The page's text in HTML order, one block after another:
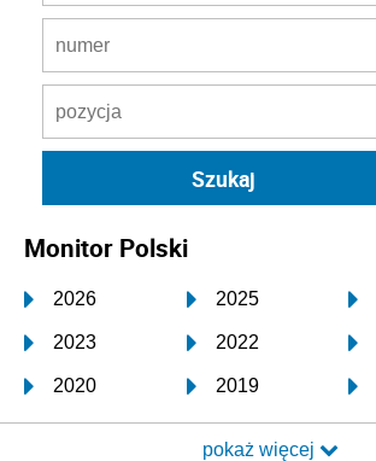
Monitor Polski
2026 2025
2023 2022
2020 2019
2017 2016
pokaż więcej